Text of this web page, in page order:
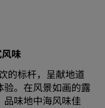
味
的标杆，呈献地道
验。在风景如画的露
品味地中海风味佳